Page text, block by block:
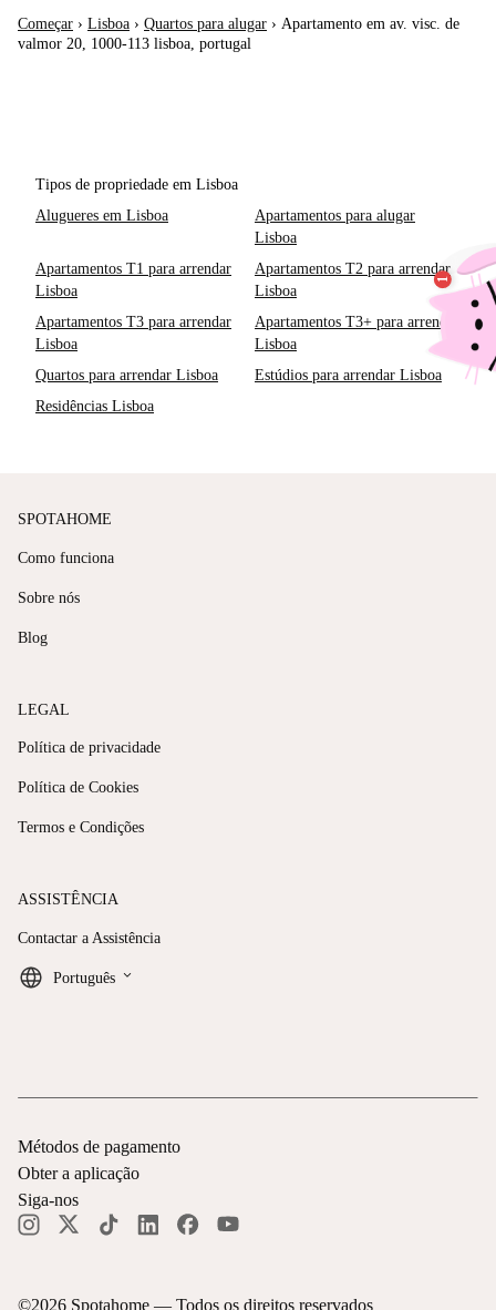
Começar › Lisboa › Quartos para alugar › Apartamento em av. visc. de
valmor 20, 1000-113 lisboa, portugal
Tipos de propriedade em Lisboa
Alugueres em Lisboa
Apartamentos para alugar
Lisboa
Apartamentos T1 para arrendar
Lisboa
Apartamentos T2 para arrendar
Lisboa
Apartamentos T3 para arrendar
Lisboa
Apartamentos T3+ para arrendar
Lisboa
Quartos para arrendar Lisboa
Estúdios para arrendar Lisboa
Residências Lisboa
SPOTAHOME
Como funciona
Sobre nós
Blog
LEGAL
Política de privacidade
Política de Cookies
Termos e Condições
ASSISTÊNCIA
Contactar a Assistência
Português keyboard_arrow_down
©2026 Spotahome — Todos os direitos reservados
Métodos de pagamento
Obter a aplicação
Siga-nos